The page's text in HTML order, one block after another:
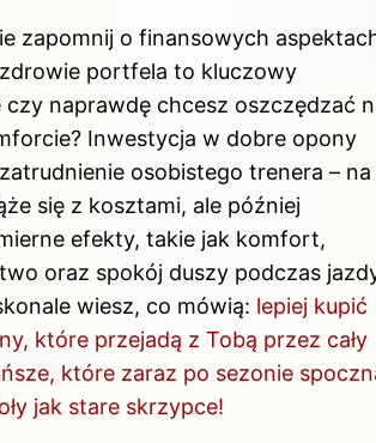
zapomnij o finansowych
portfela to kluczowy
naprawdę chcesz oszczędzać
Inwestycja w dobre opony
osobistego trenera – na
się z kosztami, ale później
efekty, takie jak komfort,
oraz spokój duszy podczas
wiesz, co mówią: lepiej kupić
które przejadą z Tobą przez cały
które zaraz po sezonie
jak stare skrzypce!